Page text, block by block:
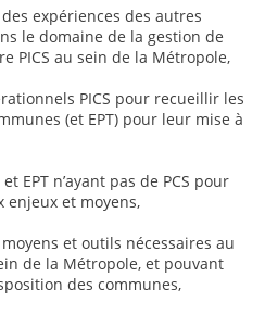
expériences des autres
le domaine de la gestion de
PICS au sein de la Métropole,
PICS pour recueillir les
(et EPT) pour leur mise à
EPT n’ayant pas de PCS pour
enjeux et moyens,
et outils nécessaires au
de la Métropole, et pouvant
des communes,